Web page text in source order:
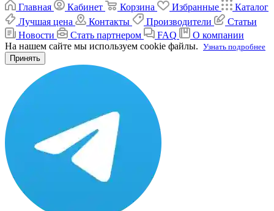
Главная
Кабинет Корзина Избранные
Каталог
Лучшая цена
Контакты Производители
Статьи
Новости
Стать партнером FAQ
О компании
На нашем сайте мы используем cookie файлы. Узнать подробнее
Принять